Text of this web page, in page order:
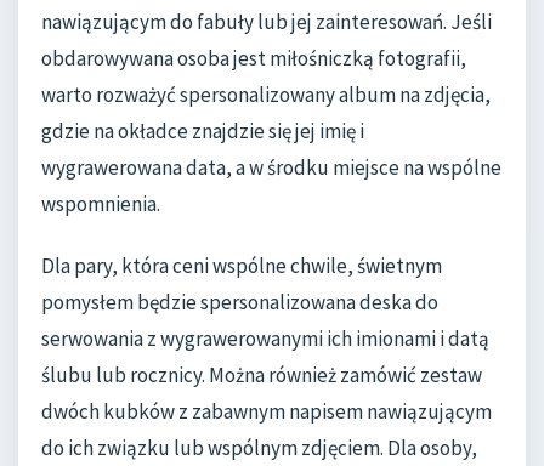
nawiązującym do fabuły lub jej zainteresowań. Jeśli
obdarowywana osoba jest miłośniczką fotografii,
warto rozważyć spersonalizowany album na zdjęcia,
gdzie na okładce znajdzie się jej imię i
wygrawerowana data, a w środku miejsce na wspólne
wspomnienia.
Dla pary, która ceni wspólne chwile, świetnym
pomysłem będzie spersonalizowana deska do
serwowania z wygrawerowanymi ich imionami i datą
ślubu lub rocznicy. Można również zamówić zestaw
dwóch kubków z zabawnym napisem nawiązującym
do ich związku lub wspólnym zdjęciem. Dla osoby,